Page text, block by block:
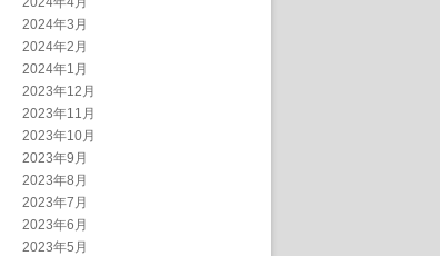
2024年3月
2024年2月
2024年1月
2023年12月
2023年11月
2023年10月
2023年9月
2023年8月
2023年7月
2023年6月
2023年5月